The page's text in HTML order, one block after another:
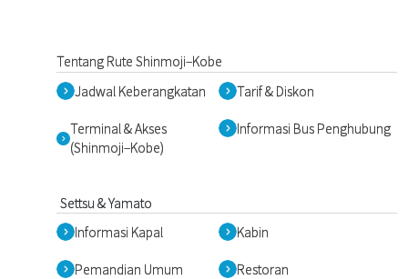
Tentang Rute Shinmoji–Kobe
Jadwal Keberangkatan
Tarif & Diskon
Terminal & Akses
(Shinmoji–Kobe)
Informasi Bus Penghubung
Settsu & Yamato
Informasi Kapal
Kabin
Pemandian Umum Restoran